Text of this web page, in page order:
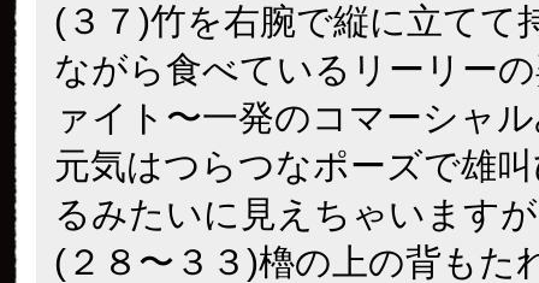
(３７)竹を右腕で縦に立てて
ながら食べているリーリー
ァイト〜一発のコマーシャ
元気はつらつなポーズで雄
るみたいに見えちゃいます
(２８〜３３)櫓の上の背もた